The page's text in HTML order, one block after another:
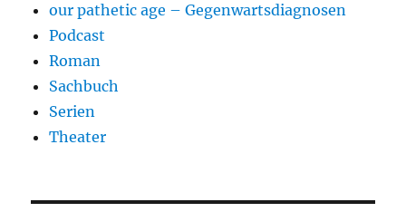
our pathetic age – Gegenwartsdiagnosen
Podcast
Roman
Sachbuch
Serien
Theater